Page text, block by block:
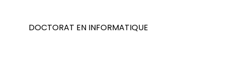
DOCTORAT EN INFORMATIQUE